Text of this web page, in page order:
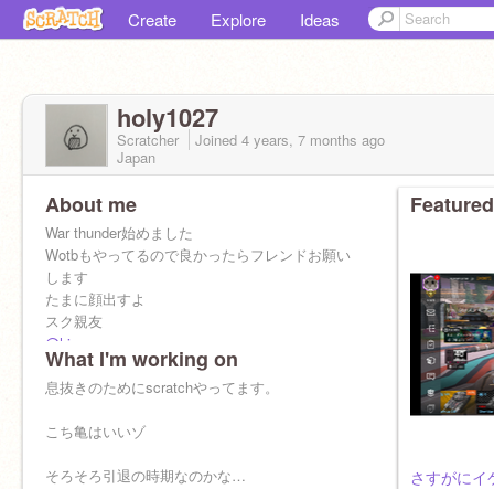
Create Explore Ideas
holy1027
Scratcher Joined 4 years, 7 months ago
Japan
About me
War thunder始めました
Wotbもやってるので良かったらフレンドお願い
します
たまに顔出すよ
スク親友
@hiyocco
@mahikin
@235329
@NMFH28
What I'm working on
息抜きのためにscratchやってます。
こち亀はいいゾ
そろそろ引退の時期なのかな… さすがにイ